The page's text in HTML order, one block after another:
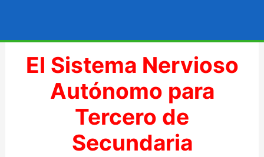
contenido
El Sistema Nervioso
Autónomo para
Tercero de
Secundaria